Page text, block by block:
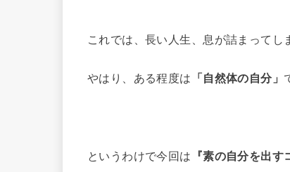
これでは、長い人生、息が詰まってし
やはり、ある程度は 「自然体の自分」
というわけで今回は 『素の自分を出す